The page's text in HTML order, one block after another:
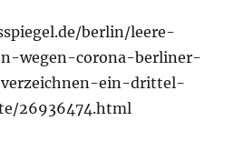
berlin/leere-
wegen-corona-berliner-
ein-drittel-
26936474.html